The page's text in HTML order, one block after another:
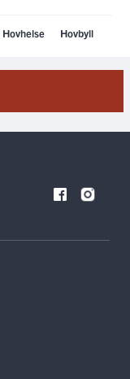
Hovhelse Hovbyll